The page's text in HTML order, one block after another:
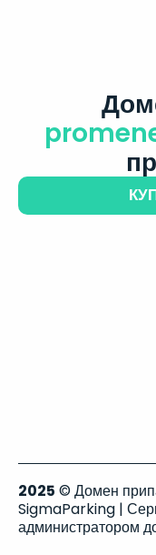
2025 © Домен
SigmaParking |
администратором